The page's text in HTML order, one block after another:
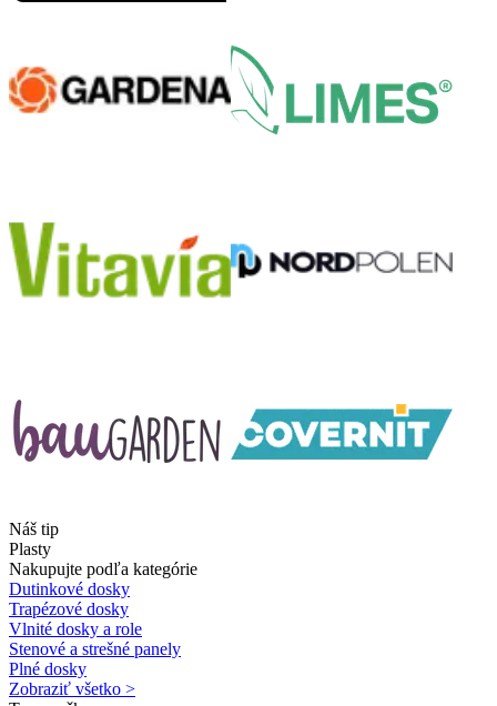
Náš tip
Plasty
Nakupujte podľa kategórie
Dutinkové dosky
Trapézové dosky
Vlnité dosky a role
Stenové a strešné panely
Plné dosky
Zobraziť všetko >